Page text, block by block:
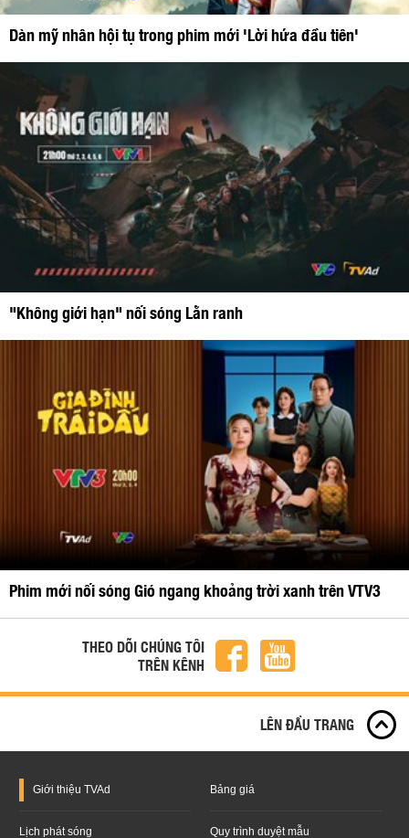
Dàn mỹ nhân hội tụ trong phim mới 'Lời hứa đầu tiên'
"Không giới hạn" nối sóng Lằn ranh
Phim mới nối sóng Gió ngang khoảng trời xanh trên VTV3
THEO DÕI CHÚNG TÔI
TRÊN KÊNH
LÊN ĐẦU TRANG
Giới thiệu TVAd Bảng giá
Lịch phát sóng Quy trình duyệt mẫu